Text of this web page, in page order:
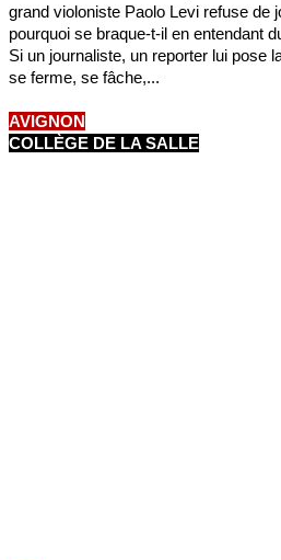
grand violoniste Paolo Levi refuse de
pourquoi se braque-t-il en entendant
Si un journaliste, un reporter lui pose
se ferme, se fâche,...
AVIGNON
COLLÈGE DE LA SALLE